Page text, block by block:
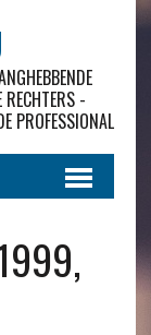
RECHTERS -
PROFESSIONAL